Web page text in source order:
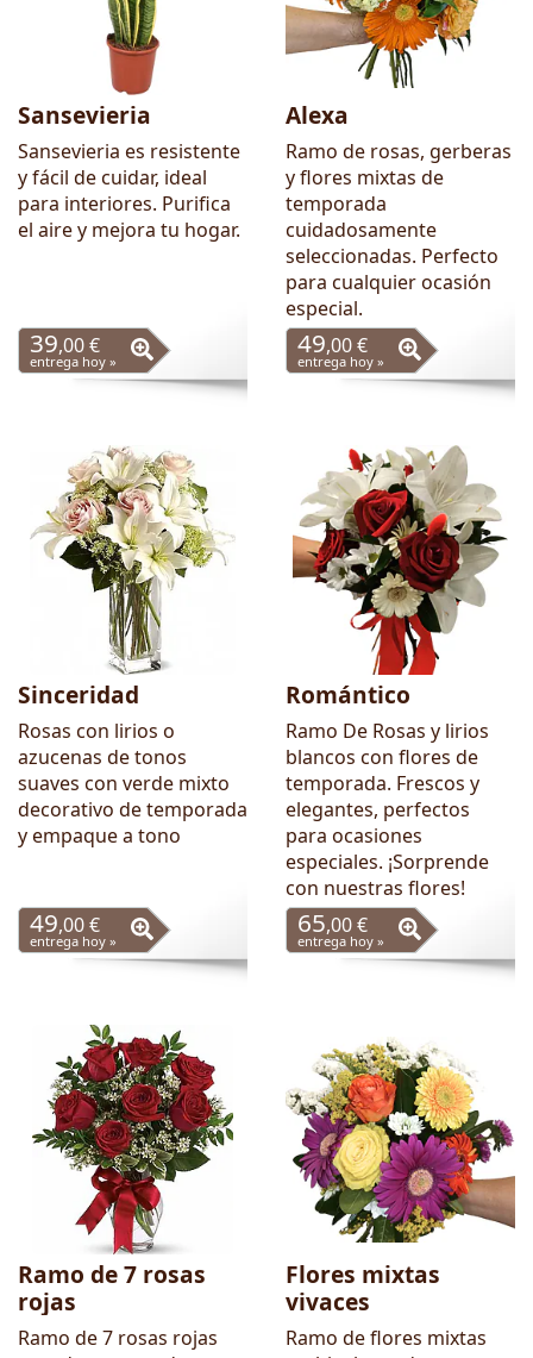
Sansevieria
Sansevieria es resistente
y fácil de cuidar, ideal
para interiores. Purifica
el aire y mejora tu hogar.
39,00 €
entrega hoy »
Alexa
Ramo de rosas, gerberas
y flores mixtas de
temporada
cuidadosamente
seleccionadas. Perfecto
para cualquier ocasión
especial.
49,00 €
entrega hoy »
Sinceridad
Rosas con lirios o
azucenas de tonos
suaves con verde mixto
decorativo de temporada
y empaque a tono
49,00 €
entrega hoy »
Romántico
Ramo De Rosas y lirios
blancos con flores de
temporada. Frescos y
elegantes, perfectos
para ocasiones
especiales. ¡Sorprende
con nuestras flores!
65,00 €
entrega hoy »
Ramo de 7 rosas
rojas
Ramo de 7 rosas rojas
Flores mixtas
vivaces
Ramo de flores mixtas